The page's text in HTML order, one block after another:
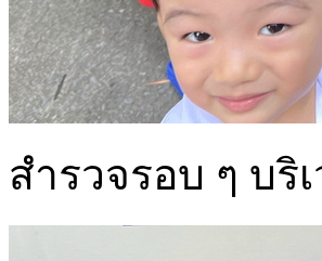
สำรวจรอบ ๆ บริ